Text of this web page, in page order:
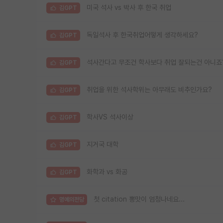
김GPT 미국 석사 vs 박사 후 한국 취업
김GPT 독일석사 후 한국취업어떻게 생각하세요?
김GPT 석사간다고 무조건 학사보다 취업 잘되는건 아니
김GPT 취업을 위한 석사학위는 아무래도 비추인가요?
김GPT 학사VS 석사이상
김GPT 지거국 대학
김GPT 화학과 vs 화공
명예의전당 첫 citation 뽕맛이 엄청나네요...